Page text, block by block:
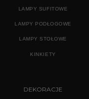
LAMPY SUFITOWE
LAMPY PODŁOGOWE
LAMPY STOŁOWE
KINKIETY
DEKORACJE